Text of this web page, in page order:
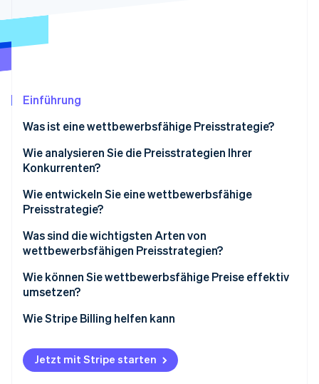
Identity
Online-Identitätsprüfung
Stripe-Sessions 2026
Erfahren Sie, wie Stripe Lösungen für die
Jetzt ansehen
Einführung
Was ist eine wettbewerbsfähige Preisstrategie?
Wie analysieren Sie die Preisstrategien Ihrer
Konkurrenten?
Wie entwickeln Sie eine wettbewerbsfähige
Preisstrategie?
Beginnen Sie mit dem Ziel
Kennen Sie Ihre Preisspanne
Wählen Sie Ihre Preisposition
Entwickeln Sie gestaffelte Systeme, die Sinn
ergeben
Planen Sie für die Reaktion Ihrer Konkurrenten
Was sind die wichtigsten Arten von
wettbewerbsfähigen Preisstrategien?
Günstigere Preisgestaltung als die Mitbewerber
Paritäts-Preisgestaltung
Wie können Sie wettbewerbsfähige Preise effektiv
umsetzen?
Synchronisieren Sie sich mit Ihrem Team
Verwenden Sie eine Infrastruktur, die mithalten kann
Richten Sie Ihre Preisgestaltung an Ihrer
Wie Stripe Billing helfen kann
Jetzt mit Stripe starten